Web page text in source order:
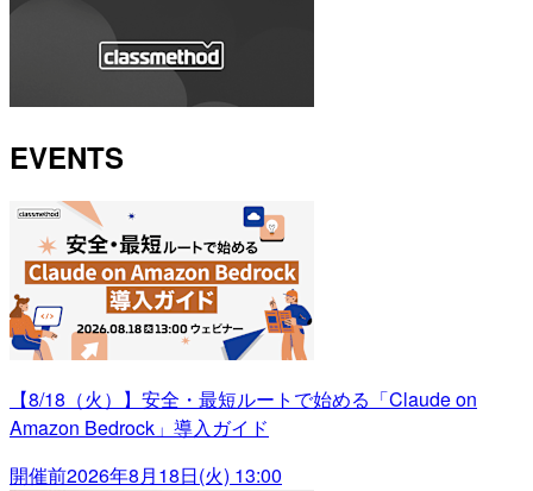
EVENTS
【8/18（火）】安全・最短ルートで始める「Claude on
Amazon Bedrock」導入ガイド
開催前2026年8月18日(火) 13:00